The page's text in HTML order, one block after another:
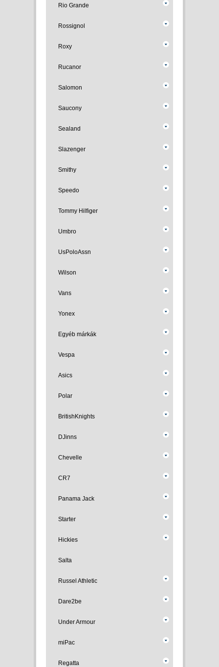
Rio Grande
Rossignol
Roxy
Rucanor
Salomon
Saucony
Sealand
Slazenger
Smithy
Speedo
Tommy Hilfiger
Umbro
UsPoloAssn
Wilson
Vans
Yonex
Egyéb márkák
Vespa
Asics
Polar
BritishKnights
DJinns
Chevelle
CR7
Panama Jack
Starter
Hickies
Salta
Russel Athletic
Dare2be
Under Armour
miPac
Regatta